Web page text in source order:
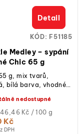
Medley – sypání
Chic 65 g
DPH
Kč
Kč / 100 g
nedostupné
Detail
g, mix tvarů,
bílá barva, vhodné
sušenky či
KÓD: F51185